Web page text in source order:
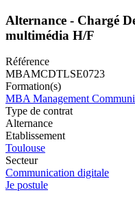
Alternance - Chargé
multimédia H/F
Référence
MBAMCDTLSE0723
Formation(s)
MBA Management
Type de contrat
Alternance
Etablissement
Toulouse
Secteur
Communication digitale
Je postule